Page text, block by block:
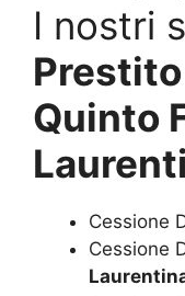
I nostri
Quinto
Cessione
Cessione